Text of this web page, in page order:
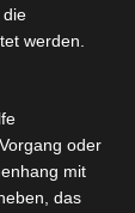
werden.
oder
mit
das